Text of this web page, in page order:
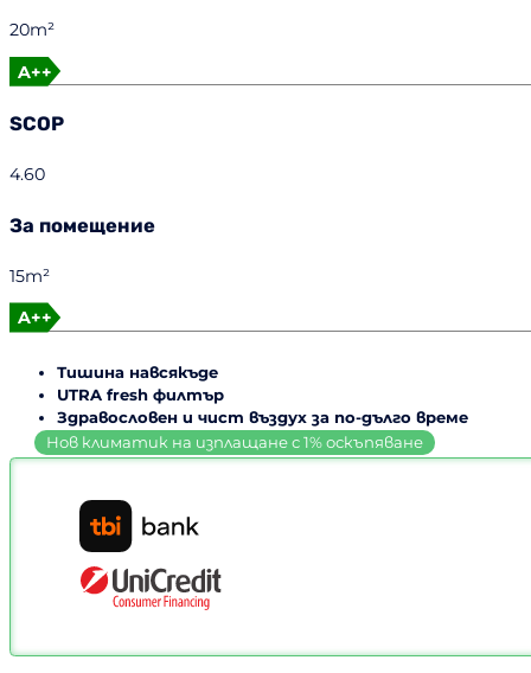
20m²
A++
SCOP
4.60
За помещение
15m²
A++
Тишина навсякъде
UTRA fresh филтър
Здравословен и чист въздух за по-дълго време